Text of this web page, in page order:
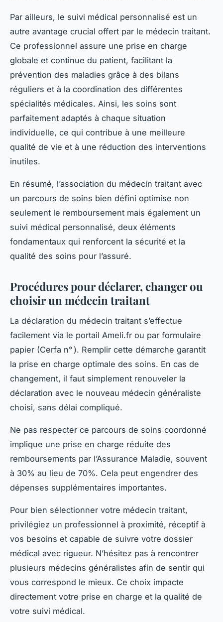
Par ailleurs, le suivi médical personnalisé est un
autre avantage crucial offert par le médecin traitant.
Ce professionnel assure une prise en charge
globale et continue du patient, facilitant la
prévention des maladies grâce à des bilans
réguliers et à la coordination des différentes
spécialités médicales. Ainsi, les soins sont
parfaitement adaptés à chaque situation
individuelle, ce qui contribue à une meilleure
qualité de vie et à une réduction des interventions
inutiles.
En résumé, l’association du médecin traitant avec
un parcours de soins bien défini optimise non
seulement le remboursement mais également un
suivi médical personnalisé, deux éléments
fondamentaux qui renforcent la sécurité et la
qualité des soins pour l’assuré.
Procédures pour déclarer, changer ou
choisir un médecin traitant
La déclaration du médecin traitant s’effectue
facilement via le portail Ameli.fr ou par formulaire
papier (Cerfa n° ). Remplir cette démarche garantit
la prise en charge optimale des soins. En cas de
changement, il faut simplement renouveler la
déclaration avec le nouveau médecin généraliste
choisi, sans délai compliqué.
Ne pas respecter ce parcours de soins coordonné
implique une prise en charge réduite des
remboursements par l’Assurance Maladie, souvent
à 30% au lieu de 70%. Cela peut engendrer des
dépenses supplémentaires importantes.
Pour bien sélectionner votre médecin traitant,
privilégiez un professionnel à proximité, réceptif à
vos besoins et capable de suivre votre dossier
médical avec rigueur. N’hésitez pas à rencontrer
plusieurs médecins généralistes afin de sentir qui
vous correspond le mieux. Ce choix impacte
directement votre prise en charge et la qualité de
votre suivi médical.